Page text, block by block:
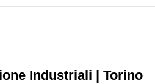
Industriali | Torino